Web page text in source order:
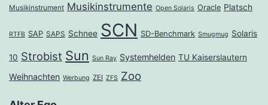
Musikinstrument Musikinstrumente Open Solaris Oracle Platsch
RTFB SAP SAPS Schnee SCN SD-Benchmark Smugmug Solaris
10 Strobist Sun Sun Ray Systemhelden TU Kaiserslautern
Weihnachten Werbung ZEI ZFS Zoo